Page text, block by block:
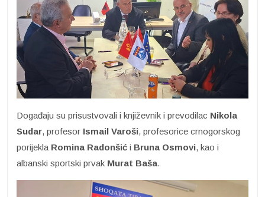
Događaju su prisustvovali i književnik i prevodilac Nikola
Sudar, profesor Ismail Varoši, profesorice crnogorskog
porijekla Romina Radonšić i Bruna Osmovi, kao i
albanski sportski prvak Murat Baša.